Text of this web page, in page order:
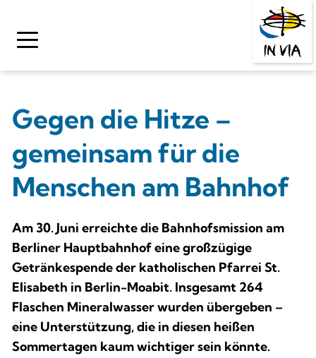
springen
Gegen die Hitze –
gemeinsam für die
Menschen am Bahnhof
Am 30. Juni erreichte die Bahnhofsmission am
Berliner Hauptbahnhof eine großzügige
Getränkespende der katholischen Pfarrei St.
Elisabeth in Berlin-Moabit. Insgesamt 264
Flaschen Mineralwasser wurden übergeben –
eine Unterstützung, die in diesen heißen
Sommertagen kaum wichtiger sein könnte.